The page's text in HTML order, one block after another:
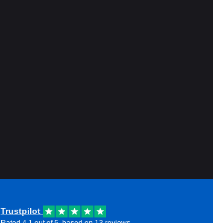
Trustpilot